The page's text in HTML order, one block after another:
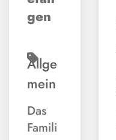
gen
Allge
mein
Das
Famili